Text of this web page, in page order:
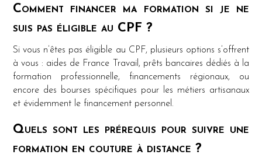
Comment financer ma formation si je ne
suis pas éligible au CPF ?
Si vous n’êtes pas éligible au CPF, plusieurs options s’offrent
à vous : aides de France Travail, prêts bancaires dédiés à la
formation professionnelle, financements régionaux, ou
encore des bourses spécifiques pour les métiers artisanaux
et évidemment le financement personnel.
Quels sont les prérequis pour suivre une
formation en couture à distance ?